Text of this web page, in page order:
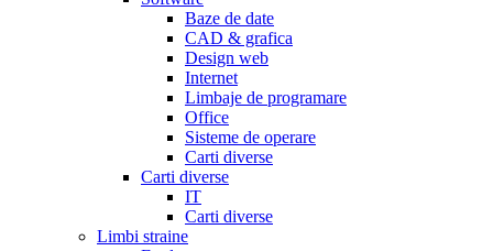
Baze de date
CAD & grafica
Design web
Internet
Limbaje de programare
Office
Sisteme de operare
Carti diverse
Carti diverse
IT
Carti diverse
Limbi straine